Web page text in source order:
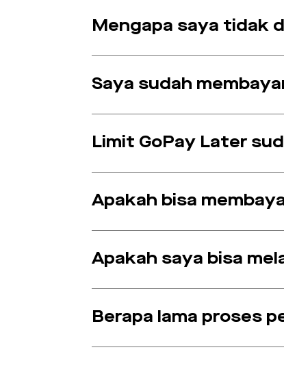
Mengapa saya tidak
Saya sudah
Limit GoPay Later
Apakah bisa
Apakah saya bisa
Berapa lama proses